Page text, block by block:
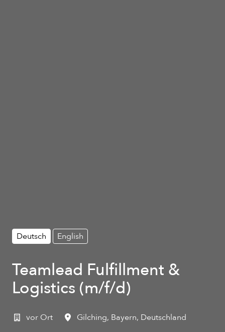
Deutsch English
Teamlead Fulfillment &
Logistics (m/f/d)
vor Ort Gilching, Bayern, Deutschland